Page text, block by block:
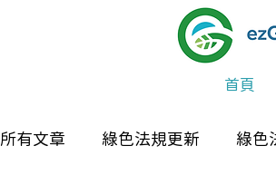
首頁
所有文章 綠色法規更新 綠色